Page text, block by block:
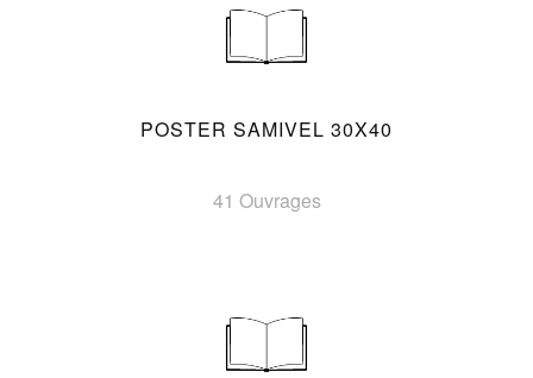
POSTER SAMIVEL 30X40
41 Ouvrages